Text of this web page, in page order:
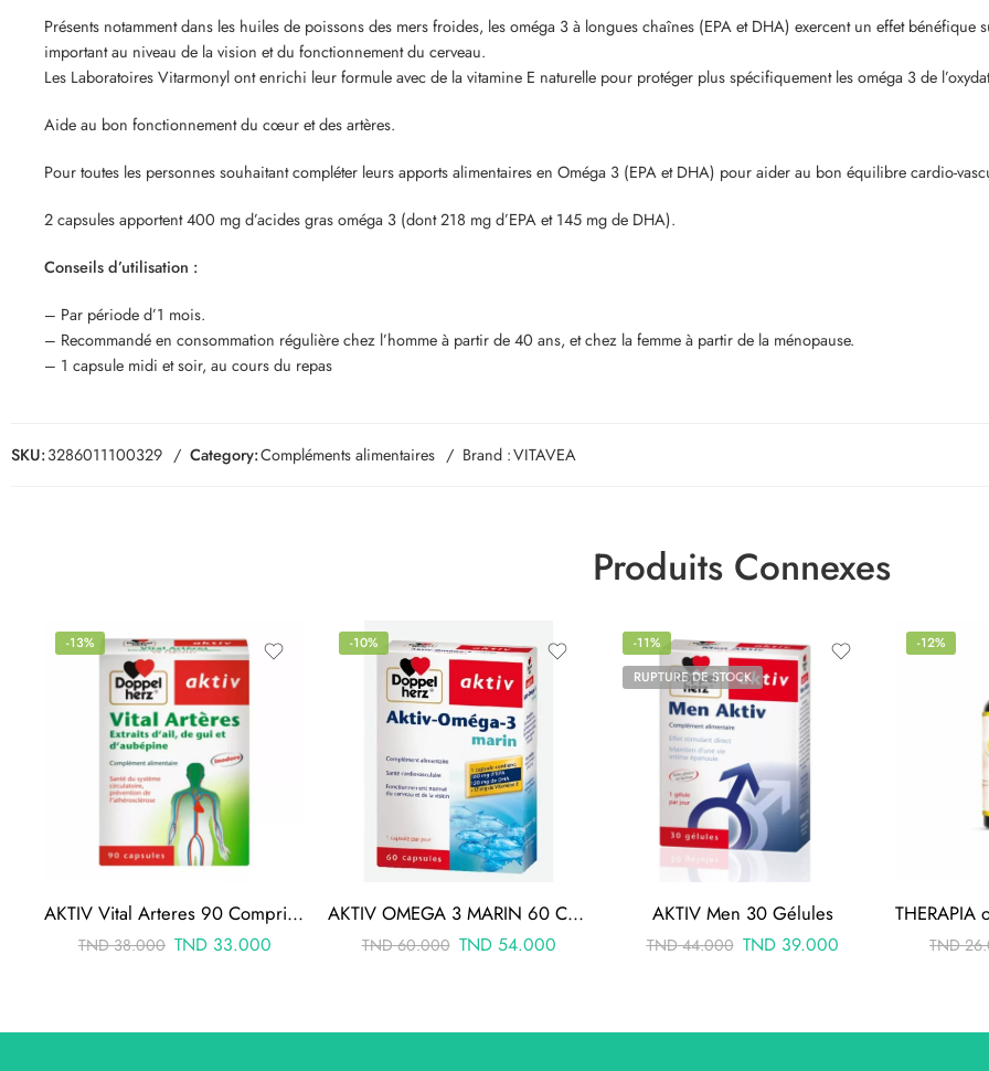
Présents notamment dans les huiles de poissons des mers froides, les oméga 3 à longues chaînes (EPA et DHA) exercent un effet
important au niveau de la vision et du fonctionnement du cerveau.
Les Laboratoires Vitarmonyl ont enrichi leur formule avec de la vitamine E naturelle pour protéger plus spécifiquement les oméga 3 de
Aide au bon fonctionnement du cœur et des artères.
Pour toutes les personnes souhaitant compléter leurs apports alimentaires en Oméga 3 (EPA et DHA) pour aider au bon équilibre cardio-
2 capsules apportent 400 mg d’acides gras oméga 3 (dont 218 mg d’EPA et 145 mg de DHA).
Conseils d’utilisation :
– Par période d’1 mois.
– Recommandé en consommation régulière chez l’homme à partir de 40 ans, et chez la femme à partir de la ménopause.
– 1 capsule midi et soir, au cours du repas
SKU:3286011100329 Category:Compléments alimentaires Brand :VITAVEA
Produits Connexes
-13%
AKTIV Vital Arteres 90 Comprimes
TND38.000 TND 33.000
-10%
AKTIV OMEGA 3 MARIN 60 CAPSULES
TND60.000 TND54.000
-11%
RUPTURE DE STOCK
AKTIV Men 30 Gélules
TND44.000 TND39.000
-12%
TND